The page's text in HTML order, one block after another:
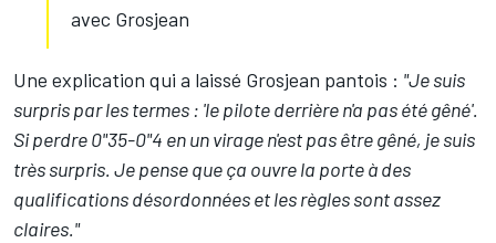
avec Grosjean
Une explication qui a laissé Grosjean pantois : "Je suis
surpris par les termes : 'le pilote derrière n'a pas été gêné'.
Si perdre 0"35-0"4 en un virage n'est pas être gêné, je suis
très surpris. Je pense que ça ouvre la porte à des
qualifications désordonnées et les règles sont assez
claires."